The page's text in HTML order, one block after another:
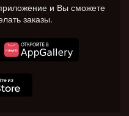
и Вы сможете
заказы.